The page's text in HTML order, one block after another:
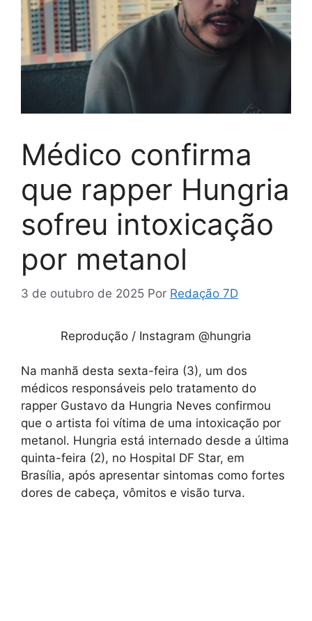
Médico confirma
que rapper Hungria
sofreu intoxicação
por metanol
3 de outubro de 2025 Por Redação 7D
Reprodução / Instagram @hungria
Na manhã desta sexta-feira (3), um dos
médicos responsáveis pelo tratamento do
rapper Gustavo da Hungria Neves confirmou
que o artista foi vítima de uma intoxicação por
metanol. Hungria está internado desde a última
quinta-feira (2), no Hospital DF Star, em
Brasília, após apresentar sintomas como fortes
dores de cabeça, vômitos e visão turva.